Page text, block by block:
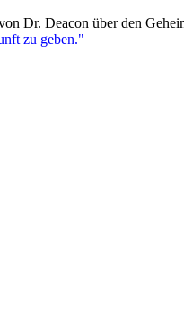
Dr. Deacon über den
zu geben."